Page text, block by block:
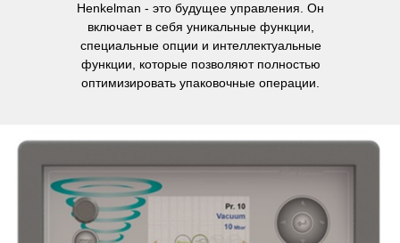
Henkelman - это будущее управления. Он
включает в себя уникальные функции,
специальные опции и интеллектуальные
функции, которые позволяют полностью
оптимизировать упаковочные операции.